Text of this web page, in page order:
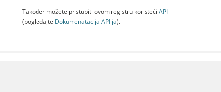
Također možete pristupiti ovom registru koristeći API
(pogledajte Dokumenаtаcijа API-jа).